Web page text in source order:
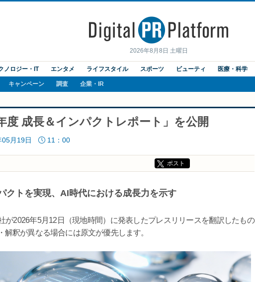
2026年8月8日 土曜日
ノロジー・IT エンタメ ライフスタイル スポーツ ビューティ 医療・科学
キャンペーン 調査 企業・IR
度 成長＆インパクトレポート」を公開
05月19日 11：00
ポスト
クトを実現、AI時代における成長力を示す
2026年5月12日（現地時間）に発表したプレスリリースを翻訳したもの
釈が異なる場合には原文が優先します。